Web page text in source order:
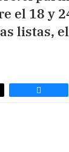
el 18 y
listas,